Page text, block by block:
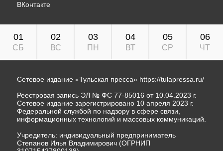
ВКонтакте
01
СБ
02
ВС
03
ПН
04
ВТ
05
СР
06
ЧТ
Сетевое издание «Тульская пресса» https://tulapressa.ru/
Реестровая запись ЭЛ № ФС 77-85016 от 10.04.2023 г.
Сетевое издание зарегистрировано 10 апреля 2023 г.
Федеральной службой по надзору в сфере связи,
информационных технологий и массовых коммуникаций.
Учредитель: индивидуальный предприниматель
Степанов Илья Владимирович (ОГРНИП